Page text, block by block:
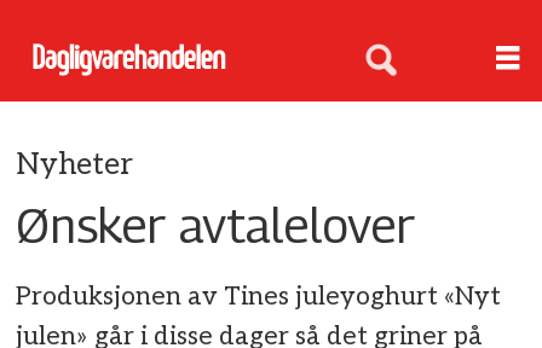
Nyheter
Ønsker avtalelover
Produksjonen av Tines juleyoghurt «Nyt
julen» går i disse dager så det griner på